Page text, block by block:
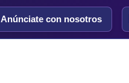
Anúnciate con nosotros